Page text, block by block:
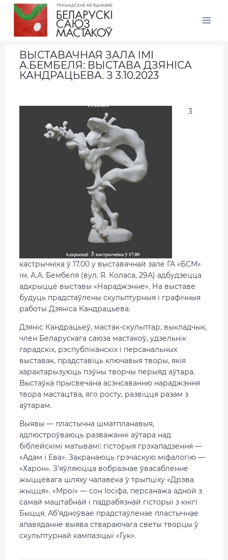
ВЫСТАВАЧНАЯ ЗАЛА ІМІ
А.БЕМБЕЛЯ: ВЫСТАВА ДЗЯНІСА
КАНДРАЦЬЕВА. З 3.10.2023
3
кастрычніка ў 17.00 у выставачнай зале ГА «БСМ»
ім. А.А. Бембеля (вул. Я. Коласа, 29А) адбудзецца
адкрыццё выставы «Нараджэнне». На выставе
будуць прадстаўлены скульптурныя і графічныя
работы Дзяніса Кандрацьева.
Дзяніс Кандрацьеў, мастак-скульптар, выкладчык,
член Беларускага саюза мастакоў, удзельнік
гарадскіх, рэспубліканскіх і персанальных
выставак, прадставіць ключавыя творы, якія
характарызуюць пэўны творчы перыяд аўтара.
Выстаўка прысвечана асэнсаванню нараджэння
твора мастацтва, яго росту, развіцця разам з
аўтарам.
Выявы — пластычна шматпланавыя,
адлюстроўваюць разважанні аўтара над
біблейскімі матывамі: гісторыя грэхападзення —
«Адам і Ева». Закранаюць грэчаскую міфалогію —
«Харон». З’яўляюцца вобразнае ўвасабленне
жыццёвага шляху чалавека ў трыпціху «Дрэва
жыцця». «Мроі» — сон Іосіфа, персанажа адной з
самай маштабнай і падрабязнай гісторыі з кнігі
Быцця. Аб’ядноўвае прадстаўленае пластычнае
апавяданне выява ствараючага светы творцы ў
скульптурнай кампазіцыі «Гук».